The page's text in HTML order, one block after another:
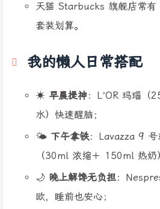
天猫 Starbucks 旗舰店常
套装划算。
我的懒人日常搭配
☀️ 早晨提神：L’OR 玛瑙
水）快速醒脑；
🌤️ 下午拿铁：Lavazza 9
（30ml 浓缩＋ 150ml 热奶
🌙 晚上解馋无负担：
欧，睡前也安心；